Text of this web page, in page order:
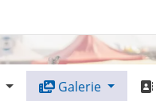
Galerie